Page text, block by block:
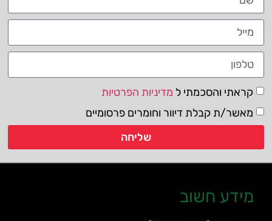
קראתי והסכמתי ל מדיניות הפרטיות
מאשר/ת קבלת דיוור וחומרים פרסומיים
שליחה
מידע חשוב